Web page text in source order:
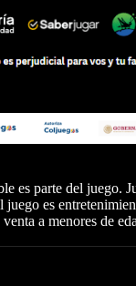
es parte del juego.
es
a menores de